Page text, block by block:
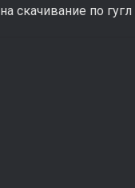
скачивание по